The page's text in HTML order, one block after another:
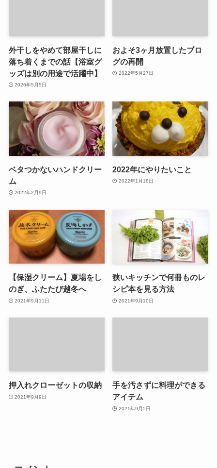
外干しをやめて部屋干しに
落ち着くまでの話【浴室グ
ッズは別の用途で活躍中】
2026年5月5日
およそ3ヶ月放置したブロ
グの再開
2022年5月27日
ベタつかないハンドクリー
ム
2022年2月9日
2022年にやりたいこと
2022年1月18日
【保湿クリーム】夏場をし
のぎ、ふたたび越冬へ
2021年9月11日
狭いキッチンで何冊ものレ
シピ本を見る方法
2021年9月10日
押入れクローゼットの収納
2021年9月9日
手を汚さずに料理ができる
アイテム
2021年9月5日